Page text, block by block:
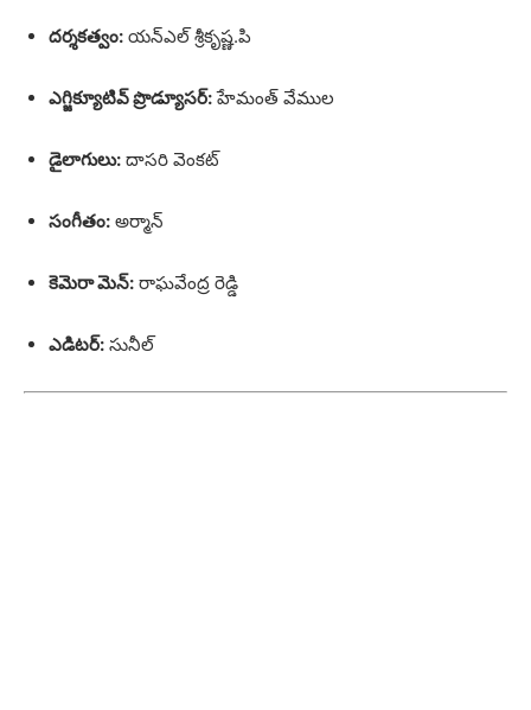
దర్శకత్వం: యన్ఎల్ శ్రీకృష్ణ.పి
ఎగ్జిక్యూటివ్ ప్రొడ్యూసర్:హేమంత్ వేముల
డైలాగులు: దాసరి వెంకట్
సంగీతం: అర్మాన్
కెమెరా మెన్: రాఘవేంద్ర రెడ్డి
ఎడిటర్: సునీల్